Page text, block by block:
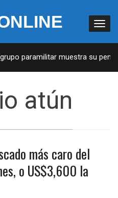
paramilitar muestra su
atún
más caro del
o US$3,600 la